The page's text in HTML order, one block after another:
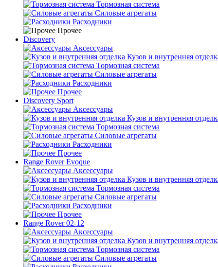
Тормозная система
Силовые агрегаты
Расходники
Прочее
Discovery
Аксессуары
Кузов и внутренняя
Тормозная система
Силовые агрегаты
Расходники
Прочее
Discovery Sport
Аксессуары
Кузов и внутренняя
Тормозная система
Силовые агрегаты
Расходники
Прочее
Range Rover Evoque
Аксессуары
Кузов и внутренняя
Тормозная система
Силовые агрегаты
Расходники
Прочее
Range Rover 02-12
Аксессуары
Кузов и внутренняя
Тормозная система
Силовые агрегаты